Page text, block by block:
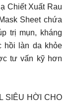
Chiết Xuất Rau
Sheet chứa
trị mụn, kháng
hồi làn da khỏe
tư vấn kỹ hơn
SIÊU HỜI CHO